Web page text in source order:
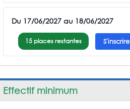
Du 17/06/2027 au 18/06/2027
15 places restantes S'inscrire
Effectif minimum